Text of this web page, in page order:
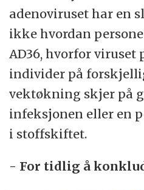
adenoviruset har en
ikke hvordan
AD36, hvorfor
individer på
vektøkning skjer på
infeksjonen eller en
i stoffskiftet.
- For tidlig å